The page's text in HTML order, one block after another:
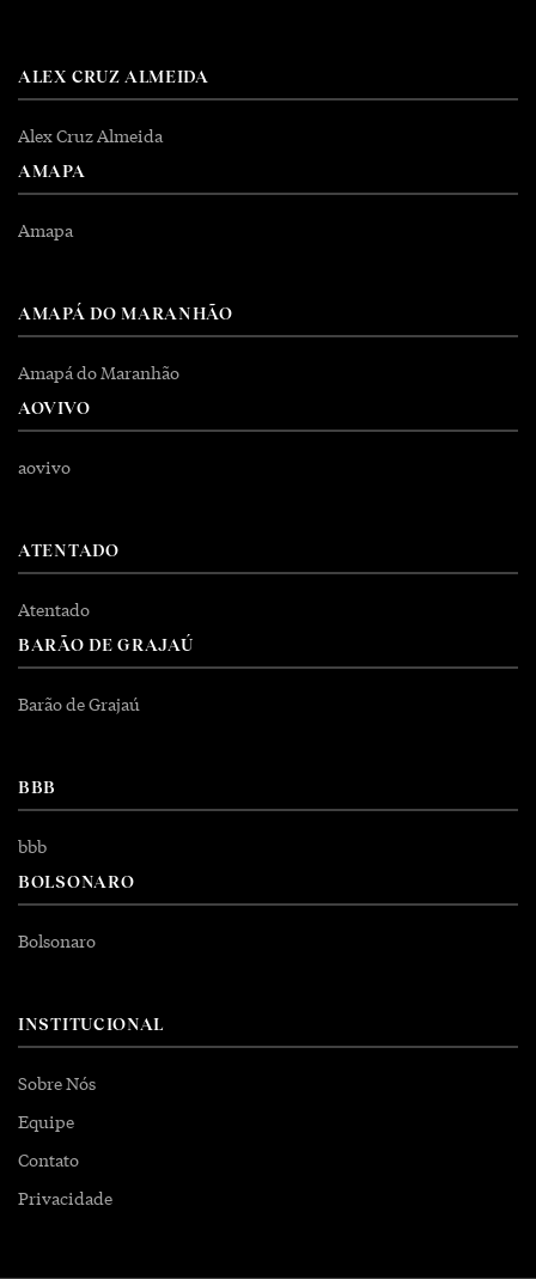
ALEX CRUZ ALMEIDA
Alex Cruz Almeida
AMAPA
Amapa
AMAPÁ DO MARANHÃO
Amapá do Maranhão
AOVIVO
aovivo
ATENTADO
Atentado
BARÃO DE GRAJAÚ
Barão de Grajaú
BBB
bbb
BOLSONARO
Bolsonaro
INSTITUCIONAL
Sobre Nós
Equipe
Contato
Privacidade